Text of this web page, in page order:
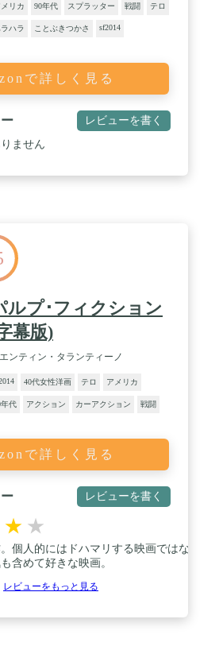
メリカ 90年代 スプラッター 戦闘 テロ
ハラ ことぶきつかさ sf2014
で詳しく見る
レビューを書く
ません
ルプ･フィクション
幕版)
ンティン・タランティーノ
40代女性洋画 テロ アメリカ
年代 アクション カーアクション 戦闘
で詳しく見る
レビューを書く
★ ★
個人的にはドハマリする映画ではな
含めて好きな映画。
レビューをもっと見る